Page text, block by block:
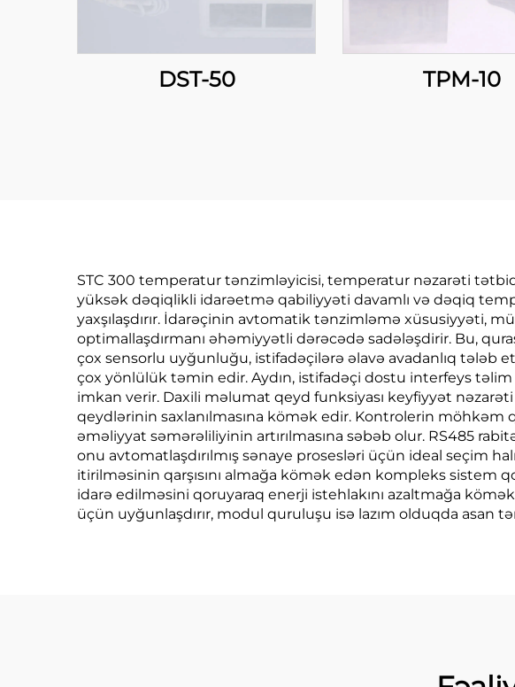
DST-50 TPM-10
STC 300 temperatur tənzimləyicisi, temperatur nəzarəti
yüksək dəqiqlikli idarəetmə qabiliyyəti davamlı və dəqiq
yaxşılaşdırır. İdarəçinin avtomatik tənzimləmə xüsusiyyəti,
optimallaşdırmanı əhəmiyyətli dərəcədə sadələşdirir. Bu,
çox sensorlu uyğunluğu, istifadəçilərə əlavə avadanlıq
çox yönlülük təmin edir. Aydın, istifadəçi dostu interfeys təlim
imkan verir. Daxili məlumat qeyd funksiyası keyfiyyət
qeydlərinin saxlanılmasına kömək edir. Kontrolerin
əməliyyat səmərəliliyinin artırılmasına səbəb olur. RS485
onu avtomatlaşdırılmış sənaye prosesləri üçün ideal seçim
itirilməsinin qarşısını almağa kömək edən kompleks sistem
idarə edilməsini qoruyaraq enerji istehlakını azaltmağa
üçün uyğunlaşdırır, modul quruluşu isə lazım olduqda asan